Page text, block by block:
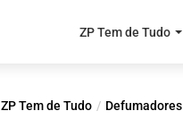
ZP Tem de Tudo
ZP Tem de Tudo Defumadores